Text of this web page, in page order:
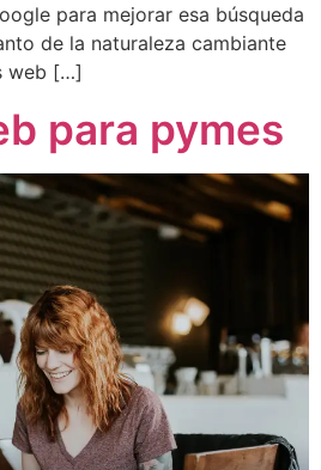
para mejorar esa búsqueda
de la naturaleza cambiante
web […]
para pymes